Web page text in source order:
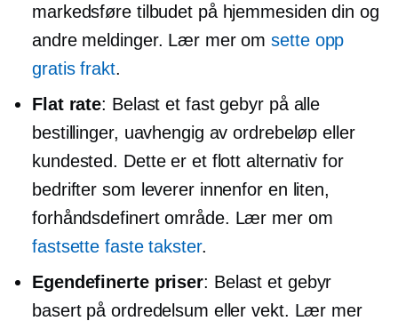
markedsføre tilbudet på hjemmesiden din og
andre meldinger. Lær mer omsette opp
gratis frakt.
Flat rate: Belast et fast gebyr på alle
bestillinger, uavhengig av ordrebeløp eller
kundested. Dette er et flott alternativ for
bedrifter som leverer innenfor en liten,
forhåndsdefinertområde. Lær mer om
fastsette faste takster.
Egendefinerte priser: Belast et gebyr
basert på ordredelsum eller vekt. Lær mer